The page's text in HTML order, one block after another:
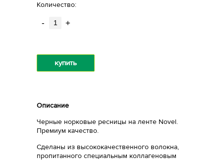
Количество:
- +
купить
Описание
Черные норковые ресницы на ленте Novel.
Премиум качество.
Сделаны из высококачественного волокна,
пропитанного специальным коллагеновым